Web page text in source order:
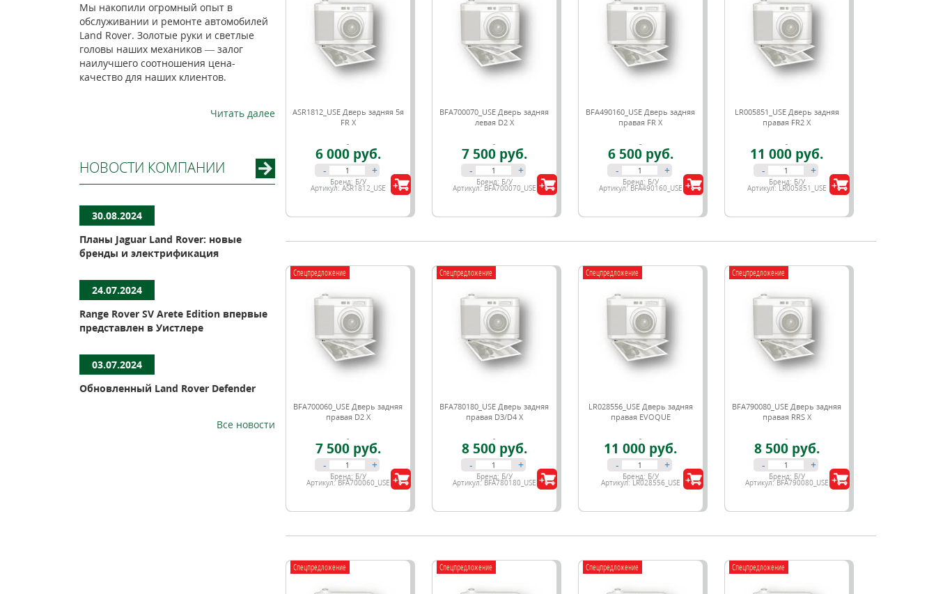
Мы накопили огромный опыт в
обслуживании и ремонте автомобилей
Land Rover. Золотые руки и светлые
головы наших механиков — залог
наилучшего соотношения цена-
качество для наших клиентов.
Читать далее
НОВОСТИ КОМПАНИИ
30.08.2024
Планы Jaguar Land Rover: новые
бренды и электрификация
24.07.2024
Range Rover SV Arete Edition впервые
представлен в Уистлере
03.07.2024
Обновленный Land Rover Defender
Все новости
ASR1812_USE Дверь задняя 5я
FR X
6 000 руб.
- +
Бренд: Б/У
Артикул: ASR1812_USE
BFA700070_USE Дверь задняя
левая D2 X
7 500 руб.
- +
Бренд: Б/У
Артикул: BFA700070_USE
BFA490160_USE Дверь задняя
правая FR X
6 500 руб.
- +
Бренд: Б/У
Артикул: BFA490160_USE
LR005851_USE Дверь задняя
правая FR2 X
11 000 руб.
- +
Бренд: Б/У
Артикул: LR005851_USE
Спецпредложение
BFA700060_USE Дверь задняя
правая D2 X
7 500 руб.
- +
Бренд: Б/У
Артикул: BFA700060_USE
Спецпредложение
BFA780180_USE Дверь задняя
правая D3/D4 X
8 500 руб.
- +
Бренд: Б/У
Артикул: BFA780180_USE
Спецпредложение
LR028556_USE Дверь задняя
правая EVOQUE
11 000 руб.
- +
Бренд: Б/У
Артикул: LR028556_USE
Спецпредложение
BFA790080_USE Дверь задняя
правая RRS X
8 500 руб.
- +
Бренд: Б/У
Артикул: BFA790080_USE
Спецпредложение Спецпредложение Спецпредложение Спецпредложение